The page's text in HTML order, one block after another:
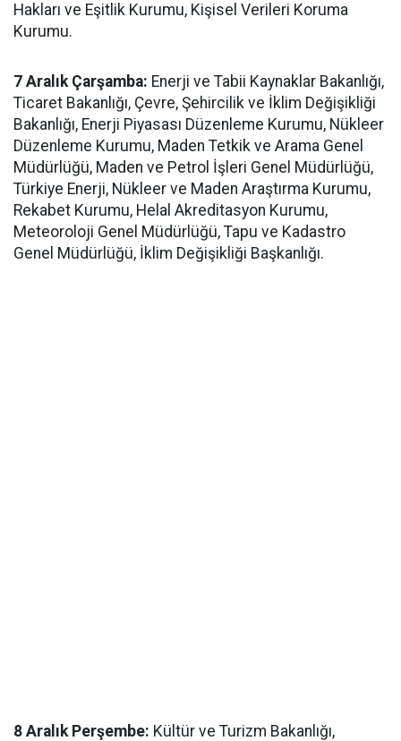
Hakları ve Eşitlik Kurumu, Kişisel Verileri Koruma
Kurumu.
7 Aralık Çarşamba: Enerji ve Tabii Kaynaklar Bakanlığı,
Ticaret Bakanlığı, Çevre, Şehircilik ve İklim Değişikliği
Bakanlığı, Enerji Piyasası Düzenleme Kurumu, Nükleer
Düzenleme Kurumu, Maden Tetkik ve Arama Genel
Müdürlüğü, Maden ve Petrol İşleri Genel Müdürlüğü,
Türkiye Enerji, Nükleer ve Maden Araştırma Kurumu,
Rekabet Kurumu, Helal Akreditasyon Kurumu,
Meteoroloji Genel Müdürlüğü, Tapu ve Kadastro
Genel Müdürlüğü, İklim Değişikliği Başkanlığı.
8 Aralık Perşembe: Kültür ve Turizm Bakanlığı,